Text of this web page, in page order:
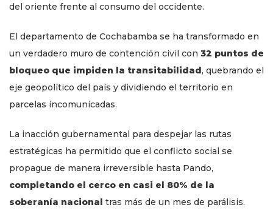
del oriente frente al consumo del occidente.
El departamento de Cochabamba se ha transformado en
un verdadero muro de contención civil con 32 puntos de
bloqueo que impiden la transitabilidad, quebrando el
eje geopolítico del país y dividiendo el territorio en
parcelas incomunicadas.
La inacción gubernamental para despejar las rutas
estratégicas ha permitido que el conflicto social se
propague de manera irreversible hasta Pando,
completando el cerco en casi el 80% de la
soberanía nacional tras más de un mes de parálisis.